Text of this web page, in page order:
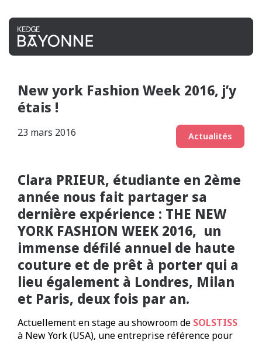
New york Fashion Week 2016, j’y
étais !
23 mars 2016 Actualités
Clara PRIEUR, étudiante en 2ème
année nous fait partager sa
dernière expérience : THE NEW
YORK FASHION WEEK 2016, un
immense défilé annuel de haute
couture et de prêt à porter qui a
lieu également à Londres, Milan
et Paris, deux fois par an.
Actuellement en stage au showroom de SOLSTISS
à New York (USA), une entreprise référence pour